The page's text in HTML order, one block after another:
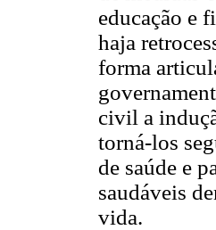
educação e
haja
forma
civil a
torná-los
de saúde e
saudáveis
vida.